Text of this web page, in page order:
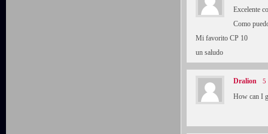
Excelente
Como
Mi favorito CP 10
un saludo
Dralion 5
How can I